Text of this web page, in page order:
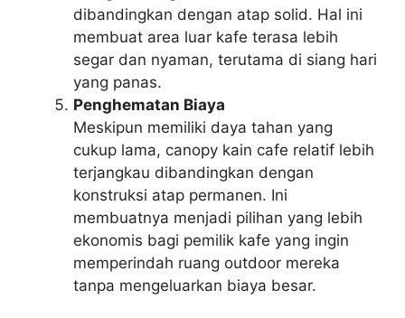
dibandingkan dengan atap solid. Hal ini
membuat area luar kafe terasa lebih
segar dan nyaman, terutama di siang hari
yang panas.
Penghematan Biaya
Meskipun memiliki daya tahan yang
cukup lama, canopy kain cafe relatif lebih
terjangkau dibandingkan dengan
konstruksi atap permanen. Ini
membuatnya menjadi pilihan yang lebih
ekonomis bagi pemilik kafe yang ingin
memperindah ruang outdoor mereka
tanpa mengeluarkan biaya besar.